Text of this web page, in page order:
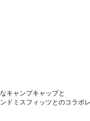
キャンプキャップと
ドミスフィッツとのコラボ